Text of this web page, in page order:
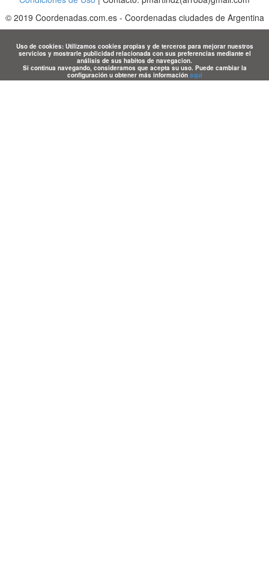
© 2019 Coordenadas.com.es- Coordenadas ciudades de Argentina
Uso de cookies: Utilizamos cookies propias y de terceros para mejorar nuestros
servicios y mostrarle publicidad relacionada con sus preferencias mediante el
análisis de sus habitos de navegacion.
Si continua navegando, consideramos que acepta su uso. Puede cambiar la
configuración u obtener más información aqui